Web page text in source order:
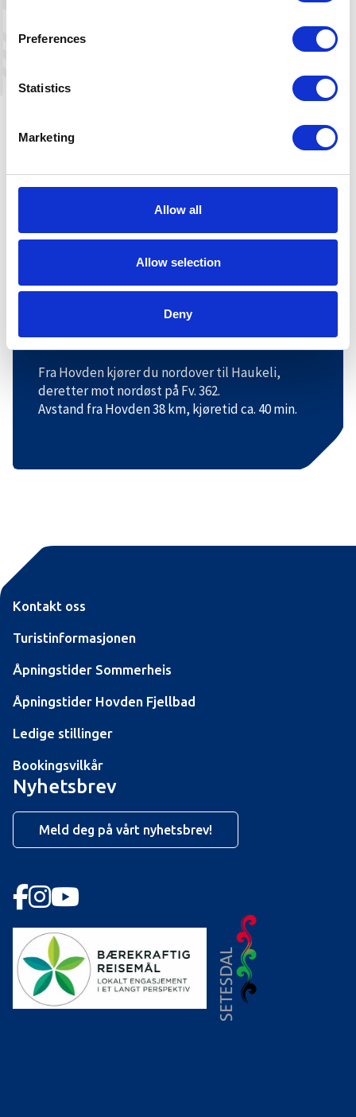
Preferences
Statistics
Marketing
Allow all
Allow selection
Deny
Leaflet |©OpenStreetMap
Veibeskrivelse
Fra Hovden kjører du nordover til Haukeli,
deretter mot nordøst på Fv. 362.
Avstand fra Hovden 38 km, kjøretid ca. 40 min.
Kontakt oss
Turistinformasjonen
Åpningstider Sommerheis
Åpningstider Hovden Fjellbad
Ledige stillinger
Bookingsvilkår
Nyhetsbrev
Meld deg på vårt nyhetsbrev!